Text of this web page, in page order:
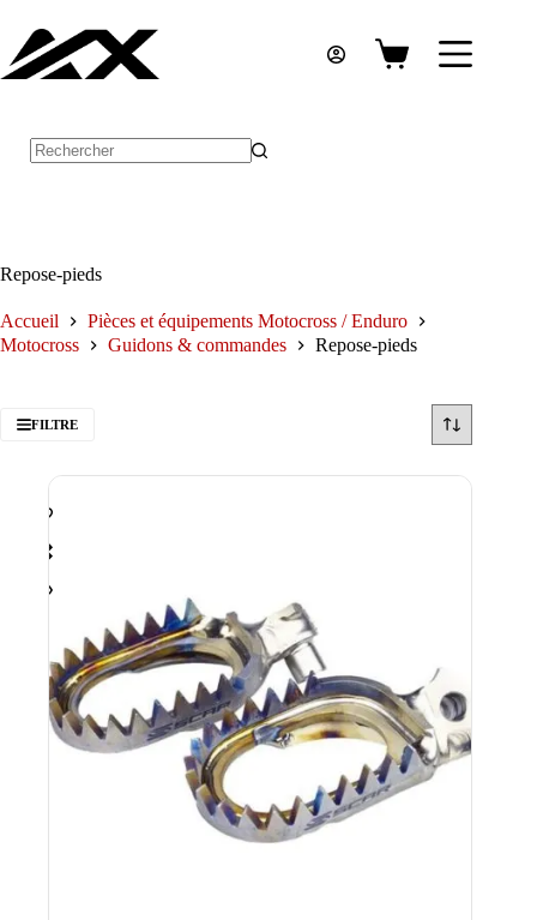
contenu
Panier
Repose-pieds
Accueil
Pièces et équipements Motocross / Enduro
Motocross
Guidons & commandes Repose-pieds
FILTRE